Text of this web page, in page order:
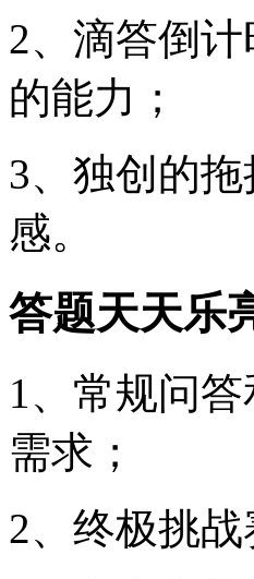
2、滴答倒
的能力；
3、独创的
感。
答题天天乐
1、常规问
需求；
2、终极挑